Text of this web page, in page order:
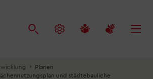
Planen
und städtebauliche